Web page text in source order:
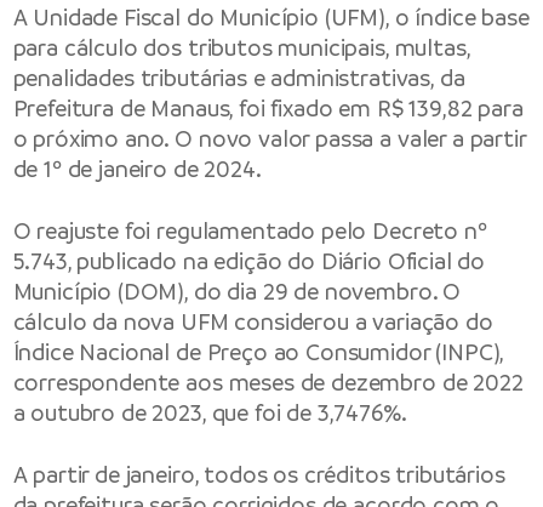
A Unidade Fiscal do Município (UFM), o índice base
para cálculo dos tributos municipais, multas,
penalidades tributárias e administrativas, da
Prefeitura de Manaus, foi fixado em R$ 139,82 para
o próximo ano. O novo valor passa a valer a partir
de 1º de janeiro de 2024.
O reajuste foi regulamentado pelo Decreto nº
5.743, publicado na edição do Diário Oficial do
Município (DOM), do dia 29 de novembro. O
cálculo da nova UFM considerou a variação do
Índice Nacional de Preço ao Consumidor (INPC),
correspondente aos meses de dezembro de 2022
a outubro de 2023, que foi de 3,7476%.
A partir de janeiro, todos os créditos tributários